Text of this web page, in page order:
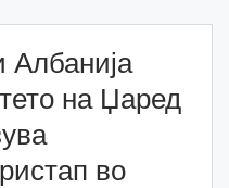
Албанија
на Џаред
во